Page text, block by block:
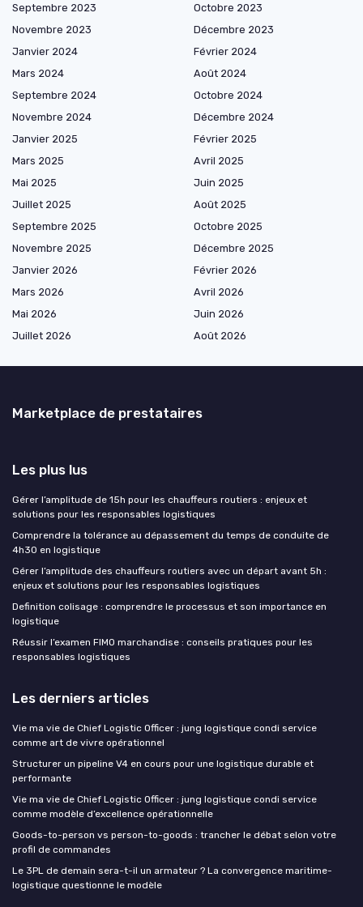
Septembre 2023
Octobre 2023
Novembre 2023
Décembre 2023
Janvier 2024
Février 2024
Mars 2024
Août 2024
Septembre 2024
Octobre 2024
Novembre 2024
Décembre 2024
Janvier 2025
Février 2025
Mars 2025
Avril 2025
Mai 2025
Juin 2025
Juillet 2025
Août 2025
Septembre 2025
Octobre 2025
Novembre 2025
Décembre 2025
Janvier 2026
Février 2026
Mars 2026
Avril 2026
Mai 2026
Juin 2026
Juillet 2026
Août 2026
Marketplace de prestataires
Les plus lus
Gérer l’amplitude de 15h pour les chauffeurs routiers : enjeux et
solutions pour les responsables logistiques
Comprendre la tolérance au dépassement du temps de conduite de
4h30 en logistique
Gérer l’amplitude des chauffeurs routiers avec un départ avant 5h :
enjeux et solutions pour les responsables logistiques
Definition colisage : comprendre le processus et son importance en
logistique
Réussir l’examen FIMO marchandise : conseils pratiques pour les
responsables logistiques
Les derniers articles
Vie ma vie de Chief Logistic Officer : jung logistique condi service
comme art de vivre opérationnel
Structurer un pipeline V4 en cours pour une logistique durable et
performante
Vie ma vie de Chief Logistic Officer : jung logistique condi service
comme modèle d’excellence opérationnelle
Goods-to-person vs person-to-goods : trancher le débat selon votre
profil de commandes
Le 3PL de demain sera-t-il un armateur ? La convergence maritime-
logistique questionne le modèle